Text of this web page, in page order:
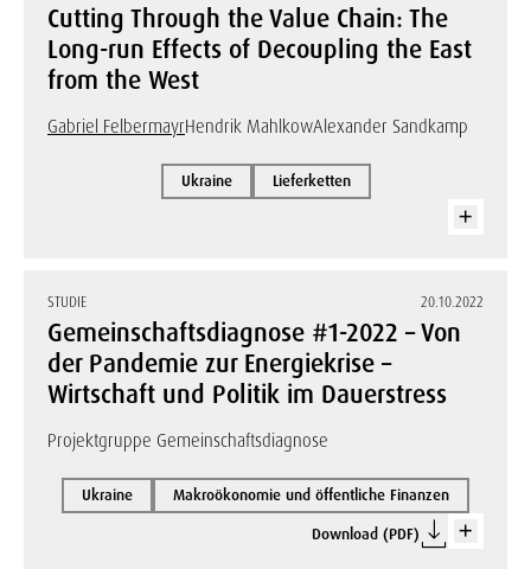
Cutting Through the Value Chain: The
Long-run Effects of Decoupling the East
from the West
Gabriel FelbermayrHendrik MahlkowAlexander Sandkamp
Ukraine Lieferketten
STUDIE 20.10.2022
Gemeinschaftsdiagnose #1-2022 – Von
der Pandemie zur Energiekrise –
Wirtschaft und Politik im Dauerstress
Projektgruppe Gemeinschaftsdiagnose
Ukraine
Makroökonomie und öffentliche Finanzen
Download (PDF)